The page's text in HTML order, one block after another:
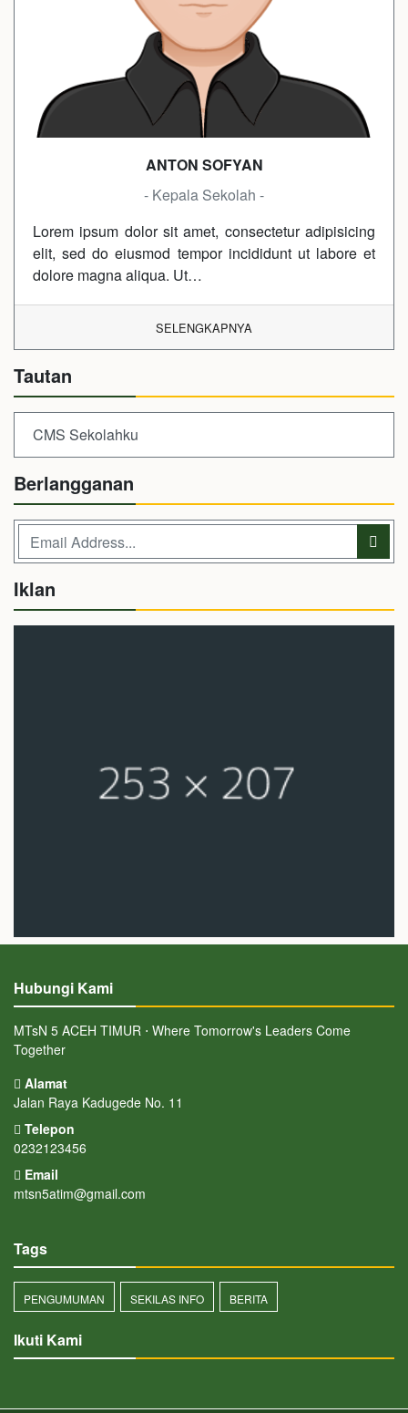
ANTON SOFYAN
- Kepala Sekolah -
Lorem ipsum dolor sit amet, consectetur adipisicing
elit, sed do eiusmod tempor incididunt ut labore et
dolore magna aliqua. Ut…
SELENGKAPNYA
Tautan
CMS Sekolahku
Berlangganan
Iklan
Hubungi Kami
MTsN 5 ACEH TIMUR ⋅ Where Tomorrow's Leaders Come
Together
Alamat
Jalan Raya Kadugede No. 11
Telepon
0232123456
Email
mtsn5atim@gmail.com
Tags
PENGUMUMAN SEKILAS INFO BERITA
Ikuti Kami